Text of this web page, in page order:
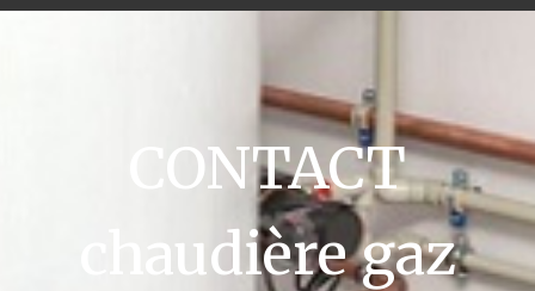
CONTACT
chaudière gaz